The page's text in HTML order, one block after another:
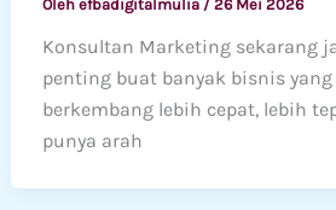
Oleh efbadigitalmulia / 26 Mei 2026
Konsultan Marketing sekarang
penting buat banyak bisnis
berkembang lebih cepat, lebih
punya arah